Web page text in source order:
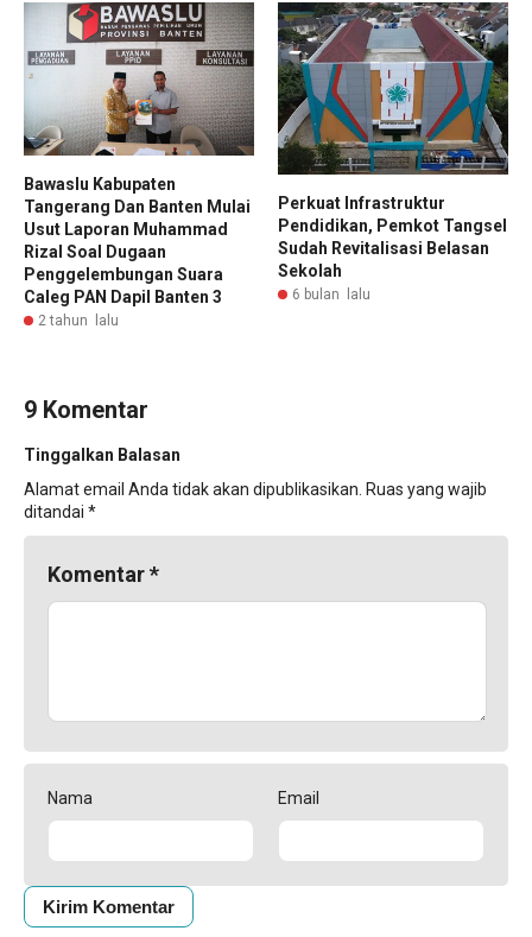
Bawaslu Kabupaten
Tangerang Dan Banten Mulai
Usut Laporan Muhammad
Rizal Soal Dugaan
Penggelembungan Suara
Caleg PAN Dapil Banten 3
2 tahun lalu
Perkuat Infrastruktur
Pendidikan, Pemkot Tangsel
Sudah Revitalisasi Belasan
Sekolah
6 bulan lalu
9 Komentar
Tinggalkan Balasan
Alamat email Anda tidak akan dipublikasikan. Ruas yang wajib
ditandai *
Komentar*
Nama Email